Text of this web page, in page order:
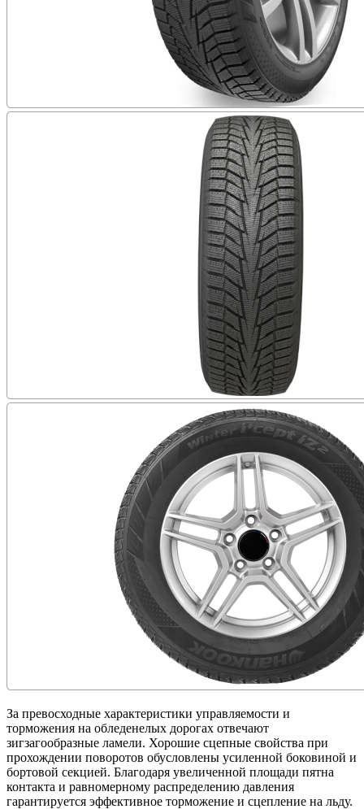
За превосходные характеристики управляемости и
торможения на обледенелых дорогах отвечают
зигзагообразные ламели. Хорошие сцепные свойства при
прохождении поворотов обусловлены усиленной боковиной и
бортовой секцией. Благодаря увеличенной площади пятна
контакта и равномерному распределению давления
гарантируется эффективное торможение и сцепление на льду.